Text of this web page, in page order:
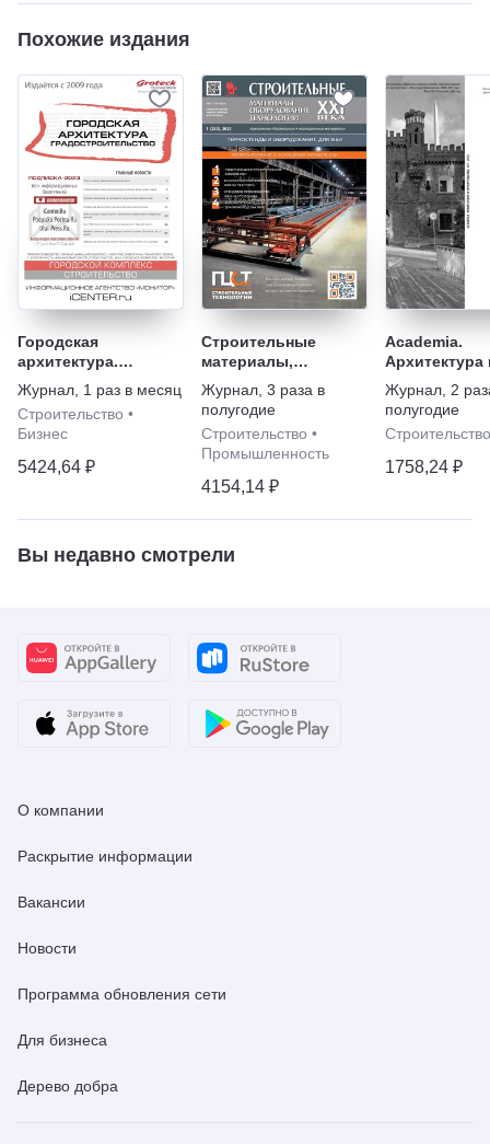
Похожие издания
Городская
архитектура.
Градостроительство
Журнал 1 раз в месяц
Строительство •
Бизнес
5424,64 ₽
Строительные
материалы,
оборудование,
технологии XXI века
Журнал 3 раза в
полугодие
Строительство •
Промышленность
4154,14 ₽
Academia.
Архитектура
Журнал 2
полугодие
Строительство
1758,24 ₽
Вы недавно смотрели
О компании
Раскрытие информации
Вакансии
Новости
Программа обновления сети
Для бизнеса
Дерево добра